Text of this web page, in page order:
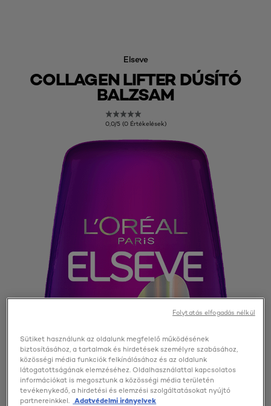
Elseve
COLLAGEN LIFTER DÚSÍTÓ
BALZSAM
0,0/5 (0 Értékelések)
Sütiket használunk az oldalunk megfelelő működésének
biztosításához, a tartalmak és hirdetések személyre szabásához,
közösségi média funkciók felkínálásához és az oldalunk
látogatottságának elemzéséhez. Oldalhasználattal kapcsolatos
információkat is megosztunk a közösségi média területén
tevékenykedő, a hirdetési és elemzési szolgáltatásokat nyújtó
partnereinkkel. Adatvédelmi irányelvek
Folytatás elfogadás nélkül